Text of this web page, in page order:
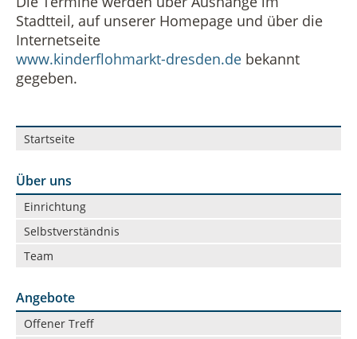
Stadtteil, auf unserer Homepage und über die
Internetseite
www.kinderflohmarkt-dresden.de bekannt
gegeben.
Navigation
überspringen
Startseite
Über uns
Navigation
überspringen
Einrichtung
Selbstverständnis
Team
Angebote
Navigation
überspringen
Offener Treff
Vermietung
Datenschutz in der Beratungsstelle
Beschwerdemanagement in der Beratungsstelle